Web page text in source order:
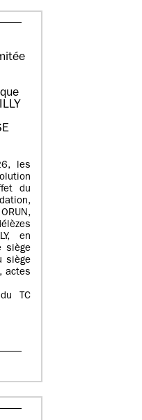
les
du
en
siège
siège
actes
TC